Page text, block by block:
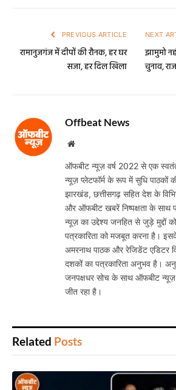
PREVIOUS ARTICLE
रामानुजगंज में दीपों की रौनक, हर घर
सजा, हर दिल खिला
NEXT
झामुमो
चुनाव,
Offbeat News
Website
ऑफबीट न्यूज़ वर्ष 2022 से एक
न्यूज़ प्लेटफॉर्म के रूप में सुधि पाठकों
झारखंड, छत्तीसगढ़ सहित देश के
और ऑफबीट खबरें निष्पक्षता के
न्यूज़ का उद्देश्य जनहित से जुड़े मुद्दों
पत्रकारिता को मजबूत करना है।
अमरनाथ पाठक और रेजिडेंट एडिटर
दशकों का पत्रकारिता अनुभव है।
जनपक्षधर सोच के साथ ऑफबीट न्यूज़
जीत रहा है।
Related Posts